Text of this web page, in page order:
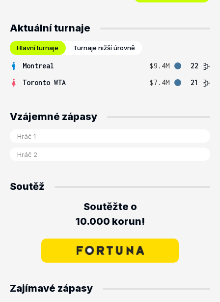
Aktuální turnaje
Hlavní turnaje Turnaje nižší úrovně
Montreal $9.4M
22
Toronto WTA
$7.4M 21
Vzájemné zápasy
Soutěž
Soutěžte o
10.000 korun!
Zajímavé zápasy